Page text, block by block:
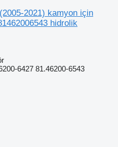
2021) kamyon için
hidrolik
6427 81.46200-6543